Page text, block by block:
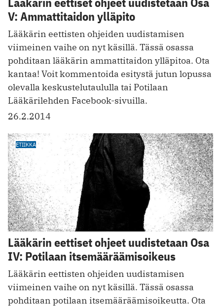
V: Ammattitaidon ylläpito
Lääkärin eettisten ohjeiden uudistamisen
viimeinen vaihe on nyt käsillä. Tässä osassa
pohditaan lääkärin ammattitaidon ylläpitoa. Ota
kantaa! Voit kommentoida esitystä jutun lopussa
olevalla keskustelutaululla tai Potilaan
Lääkärilehden Facebook-sivuilla.
26.2.2014
ETIIKKA
Lääkärin eettiset ohjeet uudistetaan Osa
IV: Potilaan itsemääräämisoikeus
Lääkärin eettisten ohjeiden uudistamisen
viimeinen vaihe on nyt käsillä. Tässä osassa
pohditaan potilaan itsemääräämisoikeutta. Ota